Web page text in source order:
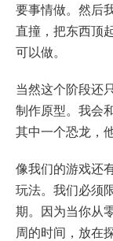
要事情做。然后
直撞，把东西顶
可以做。
当然这个阶段还
制作原型。我会
其中一个恐龙，
像我们的游戏还
玩法。我们必须
期。因为当你从
周的时间，放在